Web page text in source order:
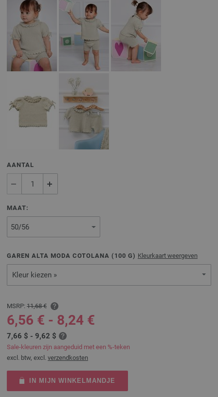
AANTAL
MAAT:
GAREN ALTA MODA COTOLANA ( 100 G) Kleurkaart weergeven
Kleur kiezen »
MSRP: 11,68 €
6,56 € - 8,24 €
7,66 $ - 9,62 $
Sale-kleuren zijn aangeduid met een %-teken
excl. btw, excl. verzendkosten
IN MIJN WINKELMANDJE